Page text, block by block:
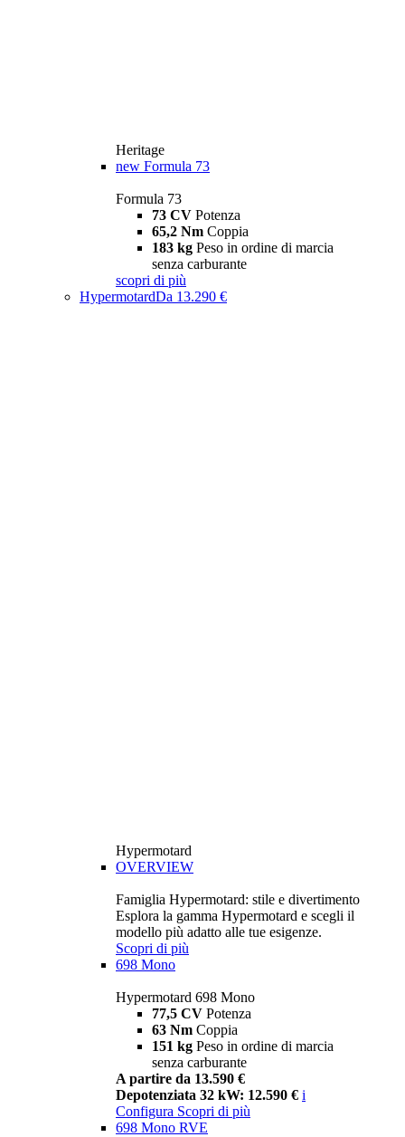
Heritage
new Formula 73
Formula 73
73 CV Potenza
65,2 Nm Coppia
183 kg Peso in ordine di marcia
senza carburante
scopri di più
HypermotardDa 13.290 €
Hypermotard
OVERVIEW
Famiglia Hypermotard: stile e divertimento
Esplora la gamma Hypermotard e scegli il
modello più adatto alle tue esigenze.
Scopri di più
698 Mono
Hypermotard 698 Mono
77,5 CV Potenza
63 Nm Coppia
151 kg Peso in ordine di marcia
senza carburante
A partire da 13.590 €
Depotenziata 32 kW: 12.590 € i
Configura Scopri di più
698 Mono RVE